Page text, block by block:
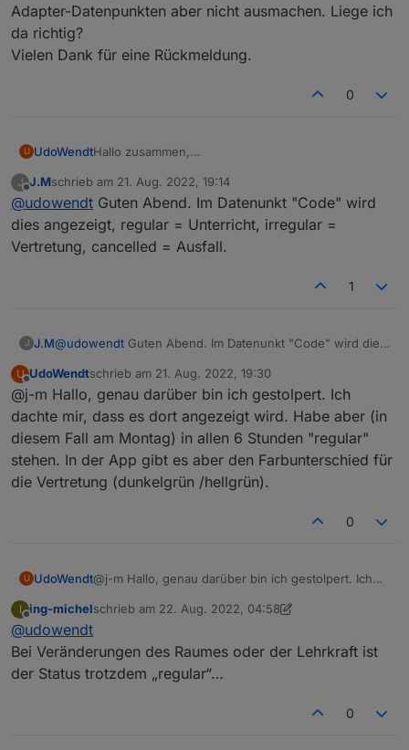
Adapter-Datenpunkten aber nicht ausmachen. Liege ich
da richtig?
Vielen Dank für eine Rückmeldung.
0
U UdoWendtHallo zusammen,
Wenn es Vertretungsstunden bei meinem Sohn
gibt, wir in der App zwar hellgrün angezeigt, eine
Unterscheidung welcher Art auch immer kann ich in
den Adapter-Datenpunkten aber nicht ausmachen.
Liege ich da richtig?
J
Offline
J.Mschrieb am 21. Aug. 2022, 19:14
zuletzt editiert von
@udowendt Guten Abend. Im Datenunkt "Code" wird
dies angezeigt, regular = Unterricht, irregular =
Vertretung, cancelled = Ausfall.
1
J J.M@udowendt Guten Abend. Im Datenunkt "Code" wird dies
cancelled = Ausfall.
U
Offline
UdoWendtschrieb am 21. Aug. 2022, 19:30
zuletzt editiert von
@j-m Hallo, genau darüber bin ich gestolpert. Ich
dachte mir, dass es dort angezeigt wird. Habe aber (in
diesem Fall am Montag) in allen 6 Stunden "regular"
stehen. In der App gibt es aber den Farbunterschied für
die Vertretung (dunkelgrün /hellgrün).
0
U UdoWendt@j-m Hallo, genau darüber bin ich gestolpert. Ich
(in diesem Fall am Montag) in allen 6 Stunden
Farbunterschied für die Vertretung (dunkelgrün
/hellgrün).
I
Offline
ing-michelschrieb am 22. Aug. 2022, 04:58
zuletzt editiert von ing-michel
@udowendt
Bei Veränderungen des Raumes oder der Lehrkraft ist
der Status trotzdem „regular“…
0